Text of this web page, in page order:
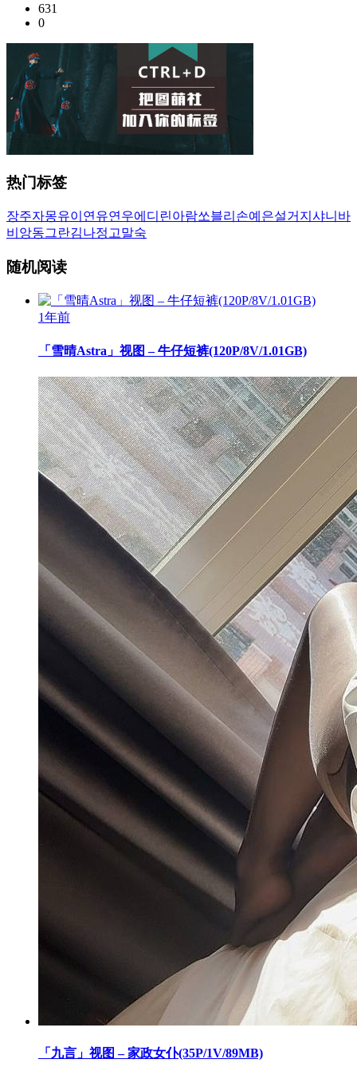
631
0
热门标签
장주자몽유이 연유연우에디린아람쏘블리 손예은설거지 샤니 바
비앙동그란김나정 고말숙
随机阅读
1年前
「雪晴Astra」视图 – 牛仔短裤(120P/8V/1.01GB)
「九言」视图 – 家政女仆(35P/1V/89MB)